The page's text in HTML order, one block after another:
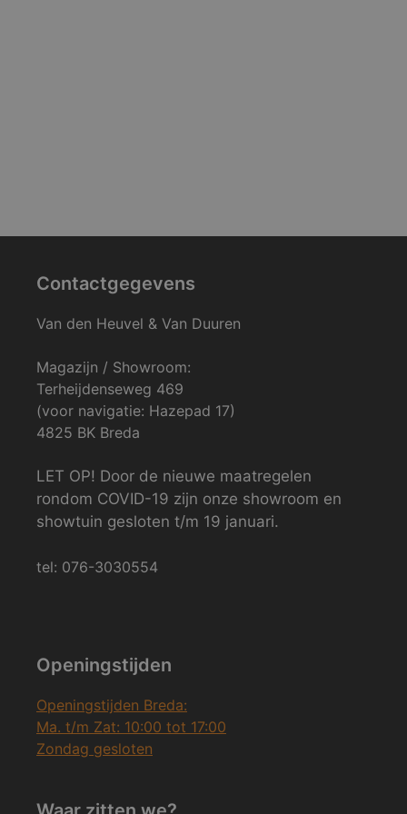
Contactgegevens
Van den Heuvel & Van Duuren
Magazijn / Showroom:
Terheijdenseweg 469
(voor navigatie: Hazepad 17)
4825 BK Breda
LET OP! Door de nieuwe maatregelen
rondom COVID-19 zijn onze showroom en
showtuin gesloten t/m 19 januari.
tel: 076-3030554
Openingstijden
Openingstijden Breda:
Ma. t/m Zat: 10:00 tot 17:00
Zondag gesloten